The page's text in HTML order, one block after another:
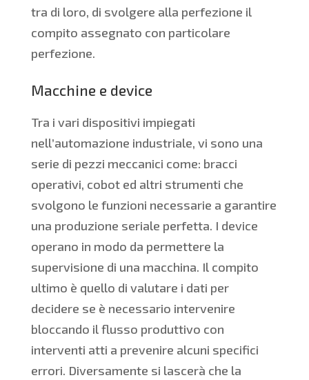
tra di loro, di svolgere alla perfezione il
compito assegnato con particolare
perfezione.
Macchine e device
Tra i vari dispositivi impiegati
nell’automazione industriale, vi sono una
serie di pezzi meccanici come: bracci
operativi, cobot ed altri strumenti che
svolgono le funzioni necessarie a garantire
una produzione seriale perfetta. I device
operano in modo da permettere la
supervisione di una macchina. Il compito
ultimo è quello di valutare i dati per
decidere se è necessario intervenire
bloccando il flusso produttivo con
interventi atti a prevenire alcuni specifici
errori. Diversamente si lascerà che la